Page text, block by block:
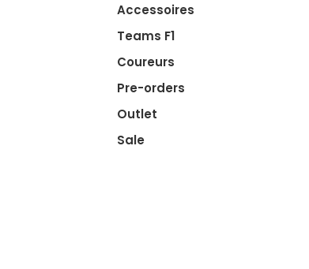
Accessoires
Teams F1
Coureurs
Pre-orders
Outlet
Sale